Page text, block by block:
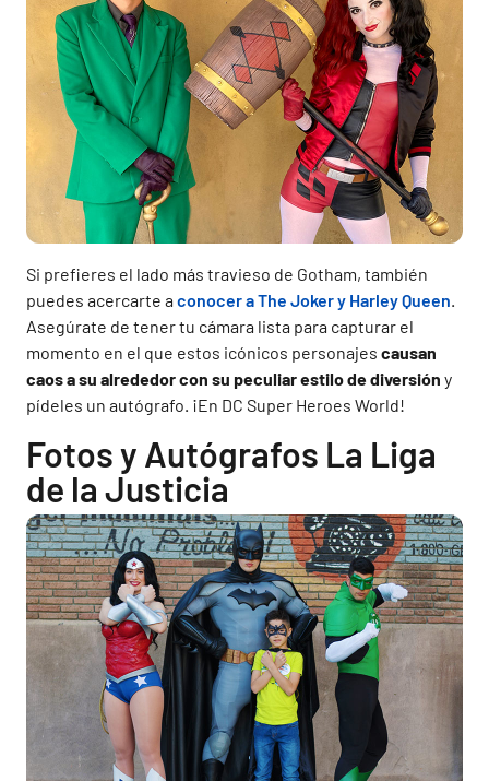
Si prefieres el lado más travieso de Gotham, también
puedes acercarte aconocer a The Joker y Harley Queen.
Asegúrate de tener tu cámara lista para capturar el
momento en el que estos icónicos personajes causan
caos a su alrededor con su peculiar estilo de diversión y
pídeles un autógrafo. ¡En DC Super Heroes World!
Fotos y Autógrafos La Liga
de la Justicia